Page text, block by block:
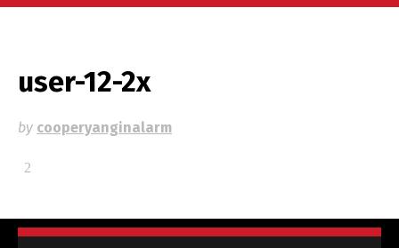
user-12-2x
by cooperyanginalarm